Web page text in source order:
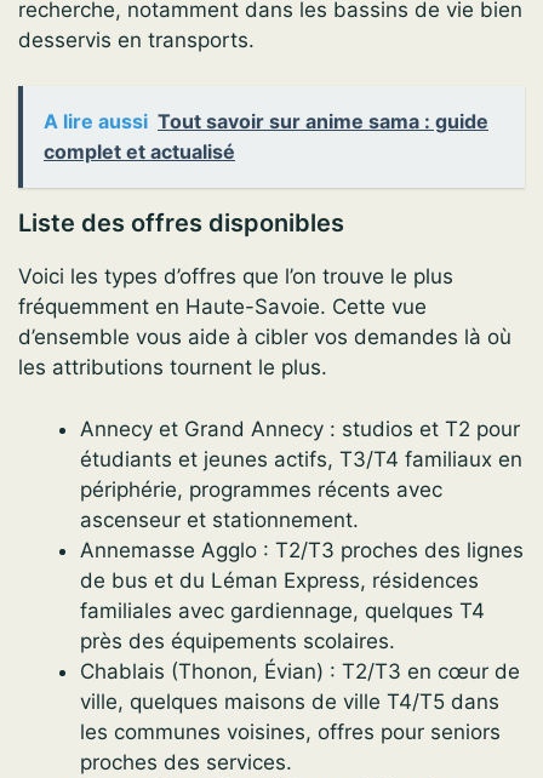
recherche, notamment dans les bassins de vie bien
desservis en transports.
A lire aussi Tout savoir sur anime sama : guide
complet et actualisé
Liste des offres disponibles
Voici les types d’offres que l’on trouve le plus
fréquemment en Haute-Savoie. Cette vue
d’ensemble vous aide à cibler vos demandes là où
les attributions tournent le plus.
Annecy et Grand Annecy : studios et T2 pour
étudiants et jeunes actifs, T3/T4 familiaux en
périphérie, programmes récents avec
ascenseur et stationnement.
Annemasse Agglo : T2/T3 proches des lignes
de bus et du Léman Express, résidences
familiales avec gardiennage, quelques T4
près des équipements scolaires.
Chablais (Thonon, Évian) : T2/T3 en cœur de
ville, quelques maisons de ville T4/T5 dans
les communes voisines, offres pour seniors
proches des services.